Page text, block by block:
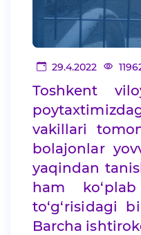
29.4.2022
Toshkent
vakillari
bolajonlar
yaqindan
ham ko‘plab
to‘g‘risidagi
Barcha